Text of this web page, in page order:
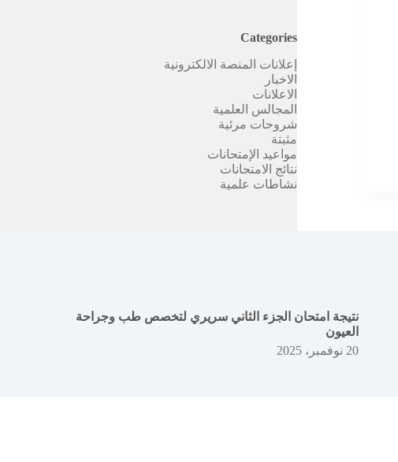
Categories
إعلانات المنصة الالكترونية
الاخبار
الاعلانات
المجالس العلمية
شروحات مرئية
مثبتة
مواعيد الإمتحانات
نتائج الامتحانات
نشاطات علمية
نتيجة امتحان الجزء الثاني سريري لتخصص طب وجراحة
العيون
20 نوفمبر، 2025